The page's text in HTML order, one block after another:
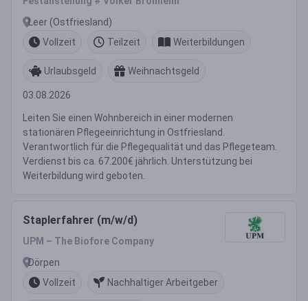
Leer (Ostfriesland)
Vollzeit
Teilzeit Weiterbildungen
Urlaubsgeld Weihnachtsgeld
03.08.2026
Leiten Sie einen Wohnbereich in einer modernen
stationären Pflegeeinrichtung in Ostfriesland.
Verantwortlich für die Pflegequalität und das Pflegeteam.
Verdienst bis ca. 67.200€ jährlich. Unterstützung bei
Weiterbildung wird geboten.
Staplerfahrer (m/w/d)
UPM – The Biofore Company
Dörpen
Vollzeit
Nachhaltiger Arbeitgeber